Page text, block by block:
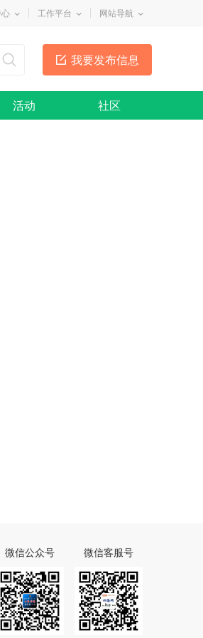
工作平台 网站导航
我要发布信息
活动 社区
微信公众号 微信客服号